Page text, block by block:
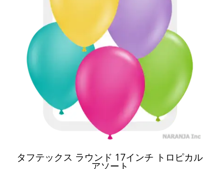
タフテックス ラウンド 17インチ トロピカル
アソート